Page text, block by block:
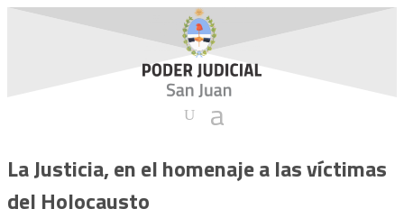
La Justicia, en el homenaje a las víctimas
del Holocausto